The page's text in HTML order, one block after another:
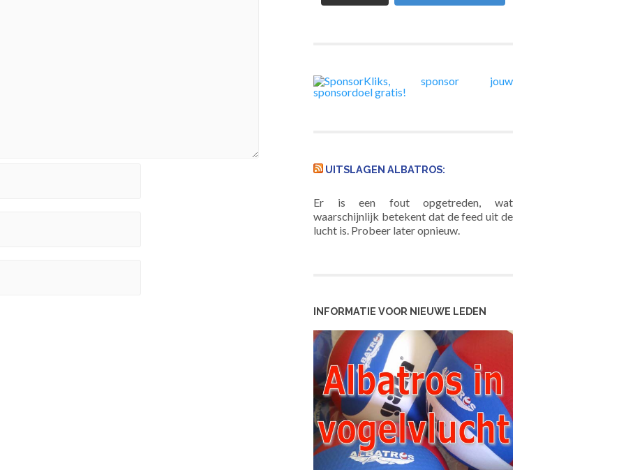
UITSLAGEN ALBATROS:
Er is een fout opgetreden, wat
waarschijnlijk betekent dat de feed uit de
lucht is. Probeer later opnieuw.
INFORMATIE VOOR NIEUWE LEDEN